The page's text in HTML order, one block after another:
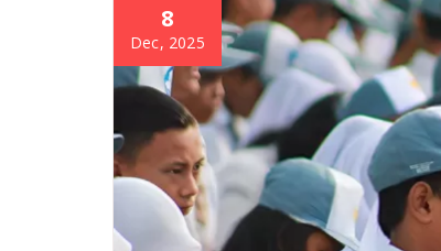
8
Dec, 2025